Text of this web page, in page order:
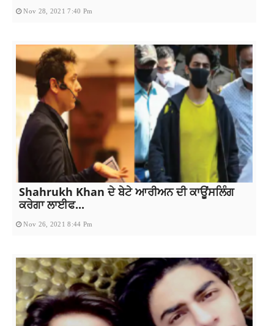
Nov 28, 2021 7:40 Pm
Shahrukh Khan ਦੇ ਬੇਟੇ ਆਰੀਅਨ ਦੀ ਕਾਊਂਸਲਿੰਗ
ਕਰੇਗਾ ਲਾਈਫ...
Nov 26, 2021 8:44 Pm